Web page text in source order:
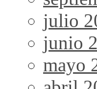
julio
junio
mayo